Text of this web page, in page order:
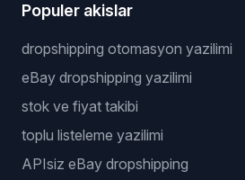
Populer akislar
dropshipping otomasyon yazilimi
eBay dropshipping yazilimi
stok ve fiyat takibi
toplu listeleme yazilimi
APIsiz eBay dropshipping